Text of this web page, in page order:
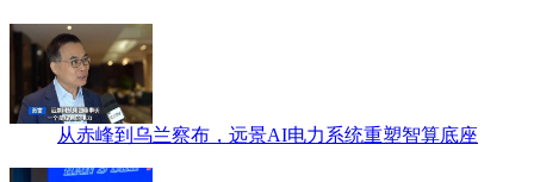
从赤峰到乌兰察布，远景AI电力系统重塑智算底座